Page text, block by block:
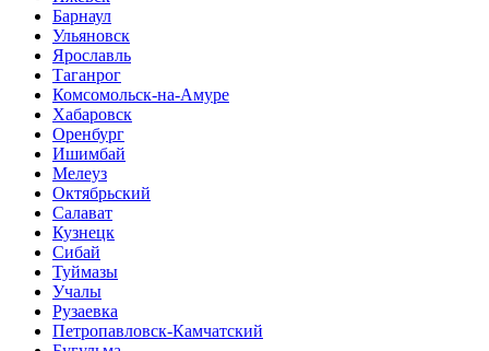
Барнаул
Ульяновск
Ярославль
Таганрог
Комсомольск-на-Амуре
Хабаровск
Оренбург
Ишимбай
Мелеуз
Октябрьский
Салават
Кузнецк
Сибай
Туймазы
Учалы
Рузаевка
Петропавловск-Камчатский